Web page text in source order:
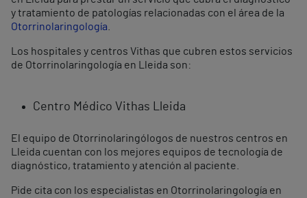
y tratamiento de patologías relacionadas con el área de la
Otorrinolaringología
Los hospitales y centros Vithas que cubren estos servicios
de Otorrinolaringología en Lleida son:
Centro Médico Vithas Lleida
El equipo de Otorrinolaringólogos de nuestros centros en
Lleida cuentan con los mejores equipos de tecnología de
diagnóstico, tratamiento y atención al paciente.
Pide cita con los especialistas en Otorrinolaringología en